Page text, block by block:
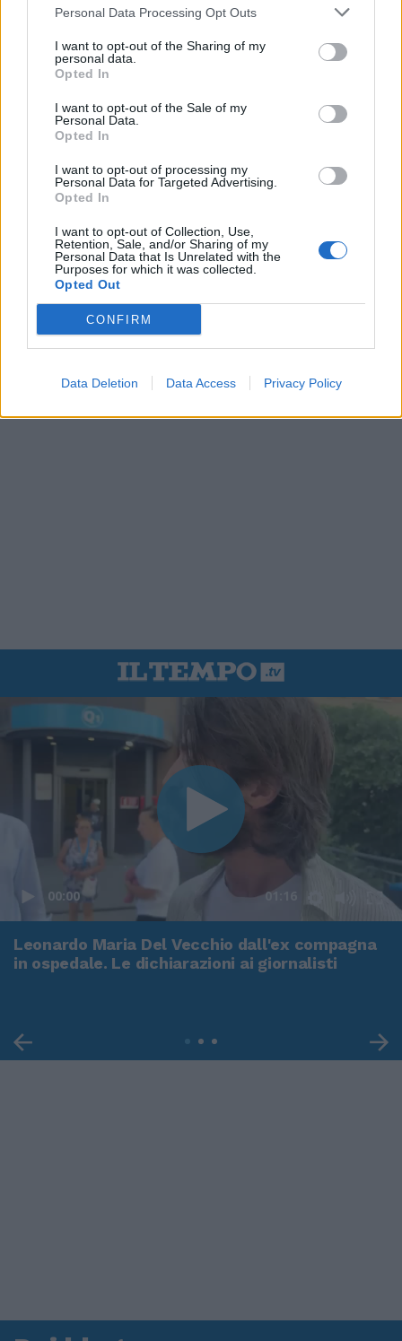
Personal Data Processing Opt Outs
I want to opt-out of the Sharing of my
personal data.
Opted In
I want to opt-out of the Sale of my
Personal Data.
Opted In
I want to opt-out of processing my
Personal Data for Targeted Advertising.
Opted In
I want to opt-out of Collection, Use,
Retention, Sale, and/or Sharing of my
Personal Data that Is Unrelated with the
Purposes for which it was collected.
Opted Out
CONFIRM
Data Deletion Data Access Privacy Policy
00:00 01:16
Leonardo Maria Del Vecchio dall'ex compagna
in ospedale. Le dichiarazioni ai giornalisti